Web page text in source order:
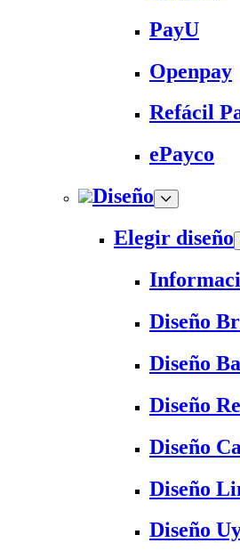
PayU
Openpay
Refácil
ePayco
Diseño
Elegir diseño
Diseño
Diseño
Diseño
Diseño
Diseño
Diseño